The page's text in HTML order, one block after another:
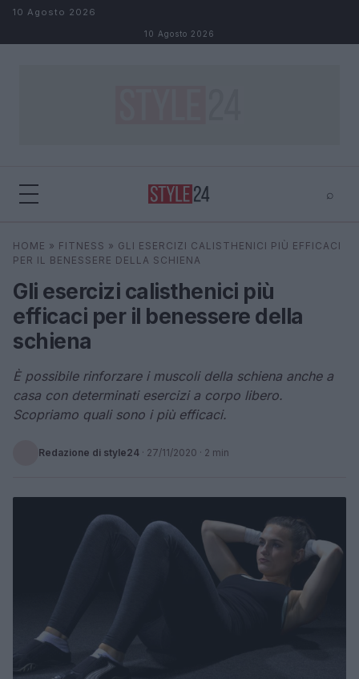
Salta al contenuto
10 Agosto 2026
10 Agosto 2026
⌕
Cerca ⌕ ×
HOME » FITNESS » GLI ESERCIZI CALISTHENICI PIÙ EFFICACI
PER IL BENESSERE DELLA SCHIENA
Gli esercizi calisthenici più
efficaci per il benessere della
schiena
È possibile rinforzare i muscoli della schiena anche a
casa con determinati esercizi a corpo libero.
Scopriamo quali sono i più efficaci.
Redazione di style24 · 27/11/2020 · 2 min